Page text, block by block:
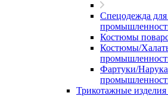
Спецодежда
Костюмы
Костюмы/
Фартуки/
Трикотажные изделия